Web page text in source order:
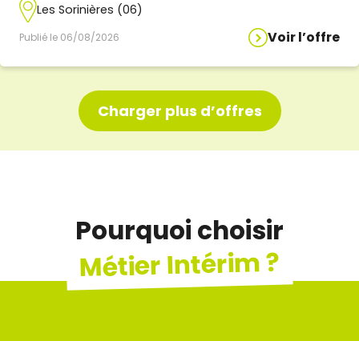
Les Sorinières (06)
Publié le 06/08/2026 Voir l’offre
Charger plus d’offres
Pourquoi choisir
Métier Intérim ?